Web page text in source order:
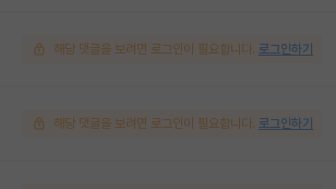
해당 댓글을 보려면 로그인이 필요합니다. 로그인하기
해당 댓글을 보려면 로그인이 필요합니다. 로그인하기